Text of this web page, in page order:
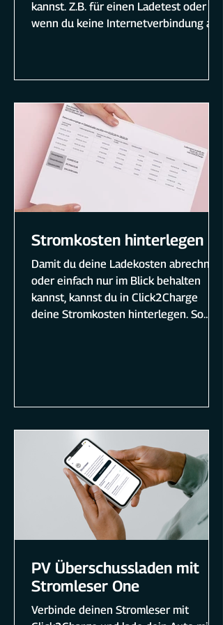
Euro. An dieser Stelle legst du nur die
Preise fest, die bezahlt werden
kannst. Z.B. für einen Ladetest oder
wenn du keine Internetverbindung am
Stromkosten hinterlegen
Damit du deine Ladekosten abrechnen
oder einfach nur im Blick behalten
kannst, kannst du in Click2Charge
deine Stromkosten hinterlegen. So
PV Überschussladen mit
Stromleser One
Verbinde deinen Stromleser mit